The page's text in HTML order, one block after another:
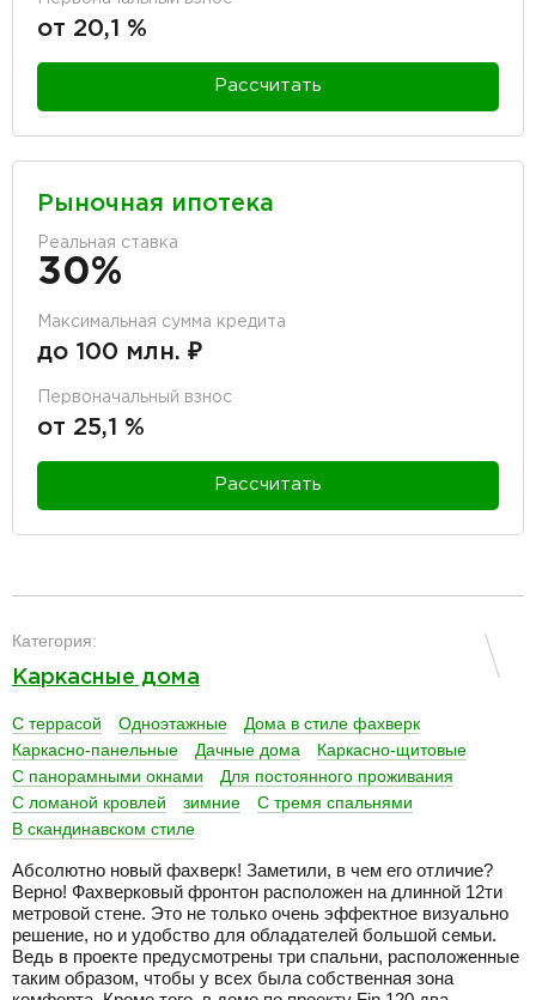
от 20,1 %
Рассчитать
Рыночная ипотека
Реальная ставка
30%
Максимальная сумма кредита
до 100 млн. ₽
Первоначальный взнос
от 25,1 %
Рассчитать
Категория:
Каркасные дома
С террасой Одноэтажные
Дома в стиле фахверк
Каркасно-панельные
Дачные дома
Каркасно-щитовые
С панорамными окнами
Для постоянного проживания
С ломаной кровлей
зимние
С тремя спальнями
В скандинавском стиле
Абсолютно новый фахверк! Заметили, в чем его отличие?
Верно! Фахверковый фронтон расположен на длинной 12ти
метровой стене. Это не только очень эффектное визуально
решение, но и удобство для обладателей большой семьи.
Ведь в проекте предусмотрены три спальни, расположенные
таким образом, чтобы у всех была собственная зона